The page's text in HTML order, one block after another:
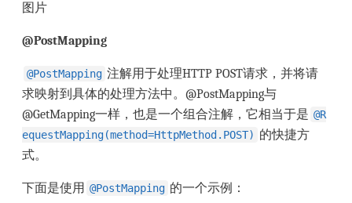
图片
@PostMapping
@PostMapping 注解用于处理HTTP POST请求，并将请
求映射到具体的处理方法中。@PostMapping与
@GetMapping一样，也是一个组合注解，它相当于是 @R
equestMapping(method=HttpMethod.POST) 的快捷方
式。
下面是使用 @PostMapping 的一个示例：